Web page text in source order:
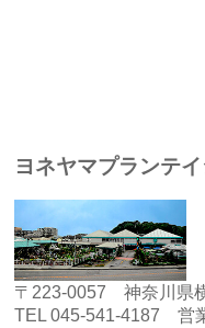
ヨネヤマプランテ
〒223-0057 神奈川県
TEL 045-541-4187 営